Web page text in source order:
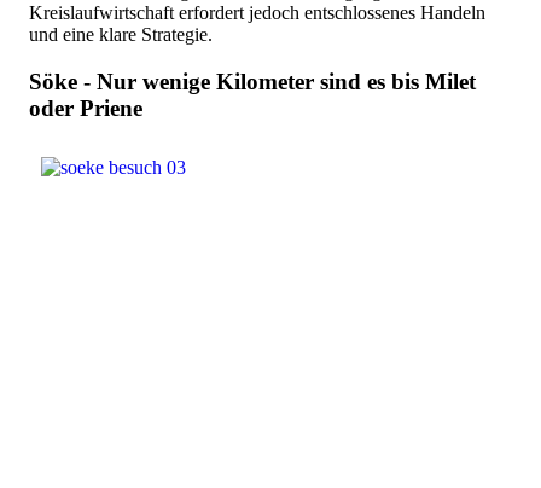
Kreislaufwirtschaft erfordert jedoch entschlossenes Handeln
und eine klare Strategie.
Söke - Nur wenige Kilometer sind es bis Milet
oder Priene